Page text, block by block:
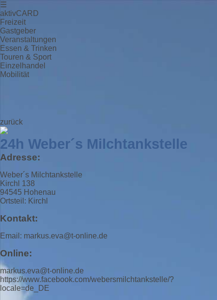
☰
aktivCARD
Freizeit
Gastgeber
Veranstaltungen
Essen & Trinken
Touren & Sport
Einzelhandel
Mobilität
zurück
24h Weber´s Milchtankstelle
Adresse:
Weber´s Milchtankstelle
Kirchl 138
94545 Hohenau
Ortsteil: Kirchl
Kontakt:
Email: markus.eva@t-online.de
Online:
markus.eva@t-online.de
https://www.facebook.com/webersmilchtankstelle/?
locale=de_DE